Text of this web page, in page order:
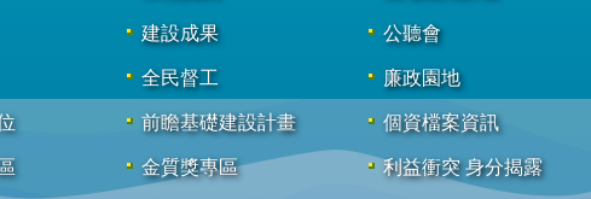
建設成果
全民督工
前瞻基礎建設計畫
金質獎專區
公聽會
廉政園地
個資檔案資訊
利益衝突 身分揭露